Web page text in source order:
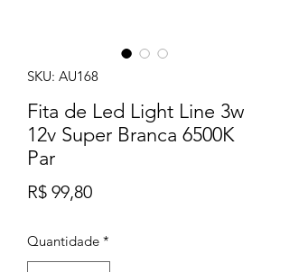
SKU: AU168
Fita de Led Light Line 3w
12v Super Branca 6500K
Par
R$ 99,80Preço
Quantidade *